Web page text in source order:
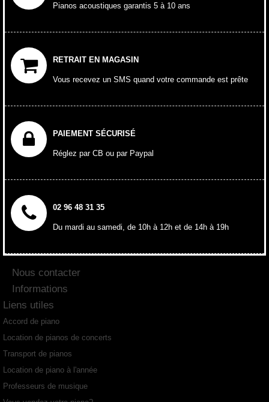
Pianos acoustiques garantis 5 à 10 ans
RETRAIT EN MAGASIN
Vous recevez un SMS quand votre commande est prête
PAIEMENT SÉCURISÉ
Réglez par CB ou par Paypal
02 96 48 31 35
Du mardi au samedi, de 10h à 12h et de 14h à 19h
Nous contacter
Informations
Liens utiles
Accord de piano
Location de pianos de concerts
Transport de pianos
Location de piano à l'année
Professeurs de musique